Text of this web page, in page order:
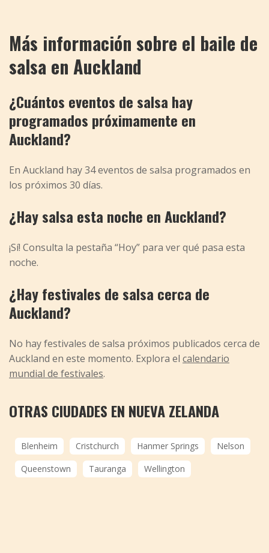
Más información sobre el baile de
salsa en Auckland
¿Cuántos eventos de salsa hay
programados próximamente en
Auckland?
En Auckland hay 34 eventos de salsa programados en
los próximos 30 días.
¿Hay salsa esta noche en Auckland?
¡Sí! Consulta la pestaña “Hoy” para ver qué pasa esta
noche.
¿Hay festivales de salsa cerca de
Auckland?
No hay festivales de salsa próximos publicados cerca de
Auckland en este momento. Explora el calendario
mundial de festivales.
OTRAS CIUDADES EN NUEVA ZELANDA
Blenheim Cristchurch Hanmer Springs
Nelson
Queenstown
Tauranga Wellington